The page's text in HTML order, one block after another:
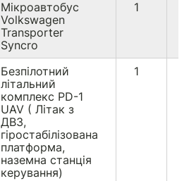
Мікроавтобус
Volkswagen
Transporter
Syncro
1
Безпілотний
літальний
комплекс PD-1
UAV ( Літак з
ДВЗ,
гіростабілізована
платформа,
наземна станція
керування)
1